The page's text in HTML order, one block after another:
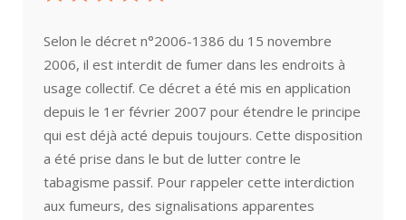
Selon le décret n°2006-1386 du 15 novembre
2006, il est interdit de fumer dans les endroits à
usage collectif. Ce décret a été mis en application
depuis le 1er février 2007 pour étendre le principe
qui est déjà acté depuis toujours. Cette disposition
a été prise dans le but de lutter contre le
tabagisme passif. Pour rappeler cette interdiction
aux fumeurs, des signalisations apparentes